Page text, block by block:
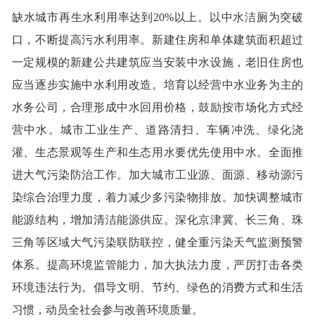
缺水城市再生水利用率达到20%以上。以中水洁厕为突破
口，不断提高污水利用率。新建住房和单体建筑面积超过
一定规模的新建公共建筑应当安装中水设施，老旧住房也
应当逐步实施中水利用改造。培育以经营中水业务为主的
水务公司，合理形成中水回用价格，鼓励按市场化方式经
营中水。城市工业生产、道路清扫、车辆冲洗、绿化浇
灌、生态景观等生产和生态用水要优先使用中水。全面推
进大气污染防治工作。加大城市工业源、面源、移动源污
染综合治理力度，着力减少多污染物排放。加快调整城市
能源结构，增加清洁能源供应。深化京津冀、长三角、珠
三角等区域大气污染联防联控，健全重污染天气监测预警
体系。提高环境监管能力，加大执法力度，严厉打击各类
环境违法行为。倡导文明、节约、绿色的消费方式和生活
习惯，动员全社会参与改善环境质量。